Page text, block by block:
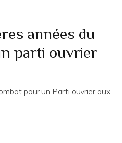
années du
parti ouvrier
pour un Parti ouvrier aux